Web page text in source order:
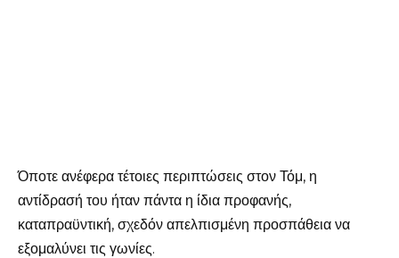
Όποτε ανέφερα τέτοιες περιπτώσεις στον Τόμ, η
αντίδρασή του ήταν πάντα η ίδια προφανής,
καταπραϋντική, σχεδόν απελπισμένη προσπάθεια να
εξομαλύνει τις γωνίες.